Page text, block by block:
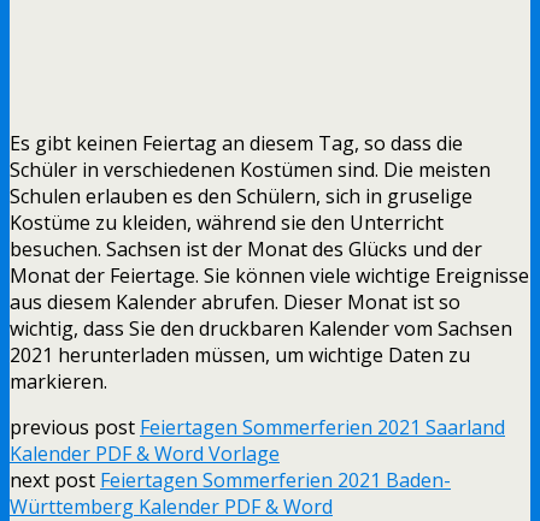
Es gibt keinen Feiertag an diesem Tag, so dass die
Schüler in verschiedenen Kostümen sind. Die meisten
Schulen erlauben es den Schülern, sich in gruselige
Kostüme zu kleiden, während sie den Unterricht
besuchen. Sachsen ist der Monat des Glücks und der
Monat der Feiertage. Sie können viele wichtige Ereignisse
aus diesem Kalender abrufen. Dieser Monat ist so
wichtig, dass Sie den druckbaren Kalender vom Sachsen
2021 herunterladen müssen, um wichtige Daten zu
markieren.
previous post Feiertagen Sommerferien 2021 Saarland
Kalender PDF & Word Vorlage
next post Feiertagen Sommerferien 2021 Baden-
Württemberg Kalender PDF & Word